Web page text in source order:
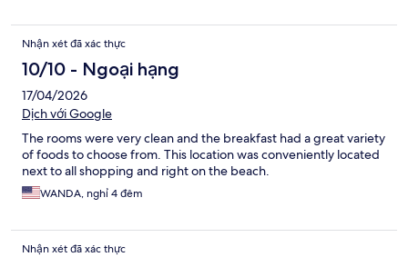
Nhận xét đã xác thực
10/10 - Ngoại hạng
17/04/2026
Dịch với Google
The rooms were very clean and the breakfast had a great variety
of foods to choose from. This location was conveniently located
next to all shopping and right on the beach.
WANDA, nghỉ 4 đêm
Nhận xét đã xác thực